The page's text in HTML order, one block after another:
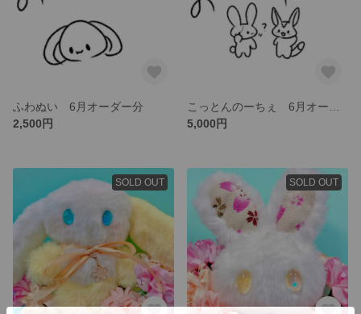
ふわぬい 6月オーダー分
2,500円
5,000円
SOLD OUT SOLD OUT